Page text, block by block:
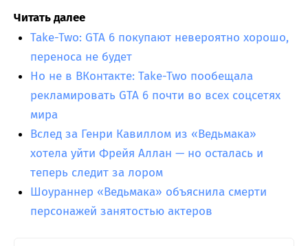
Читать далее
Take-Two: GTA 6 покупают невероятно хорошо,
переноса не будет
Но не в ВКонтакте: Take-Two пообещала
рекламировать GTA 6 почти во всех соцсетях
мира
Вслед за Генри Кавиллом из «Ведьмака»
хотела уйти Фрейя Аллан — но осталась и
теперь следит за лором
Шоураннер «Ведьмака» объяснила смерти
персонажей занятостью актеров